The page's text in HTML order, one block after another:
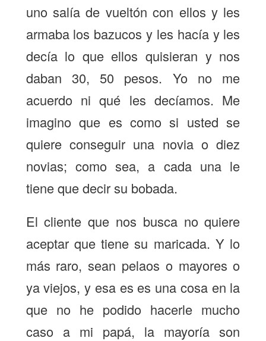
uno salía de vueltón con ellos y les
armaba los bazucos y les hacía y les
decía lo que ellos quisieran y nos
daban 30, 50 pesos. Yo no me
acuerdo ni qué les decíamos. Me
imagino que es como si usted se
quiere conseguir una novia o diez
novias; como sea, a cada una le
tiene que decir su bobada.
El cliente que nos busca no quiere
aceptar que tiene su maricada. Y lo
más raro, sean pelaos o mayores o
ya viejos, y esa es es una cosa en la
que no he podido hacerle mucho
caso a mi papá, la mayoría son